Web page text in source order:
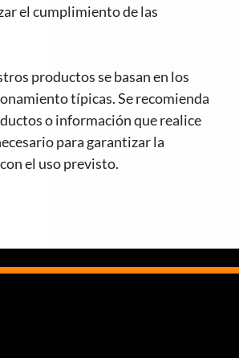
el cumplimiento de las
productos se basan en los
típicas. Se recomienda
o información que realice
para garantizar la
el uso previsto.